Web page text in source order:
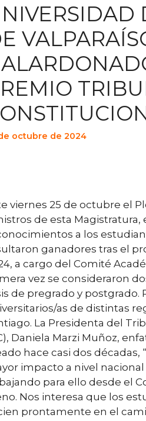
octubre de 2024
viernes 25 de octubre el
de esta Magistratura,
a los
ganadores tras el
a cargo del Comité
vez se consideraron
de pregrado y postgrado.
as de distintas
La Presidenta del
Daniela Marzi Muñoz,
hace casi dos
impacto a nivel
para ello desde el
Nos interesa que los
prontamente en el